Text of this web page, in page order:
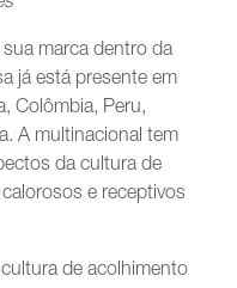
marca dentro da
já está presente em
Colômbia, Peru,
A multinacional tem
da cultura de
e receptivos
de acolhimento